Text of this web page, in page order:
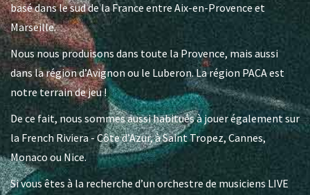
basé dans le sud de la France entre Aix-en-Provence et
Marseille.
Nous nous produisons dans toute la Provence, mais aussi
dans la région d’Avignon ou le Luberon. La région PACA est
notre terrain de jeu !
De ce fait, nous sommes aussi habitués à jouer également sur
la French Riviera - Côte d’Azur, à Saint Tropez, Cannes,
Monaco ou Nice.
Si vous êtes à la recherche d’un orchestre de musiciens LIVE